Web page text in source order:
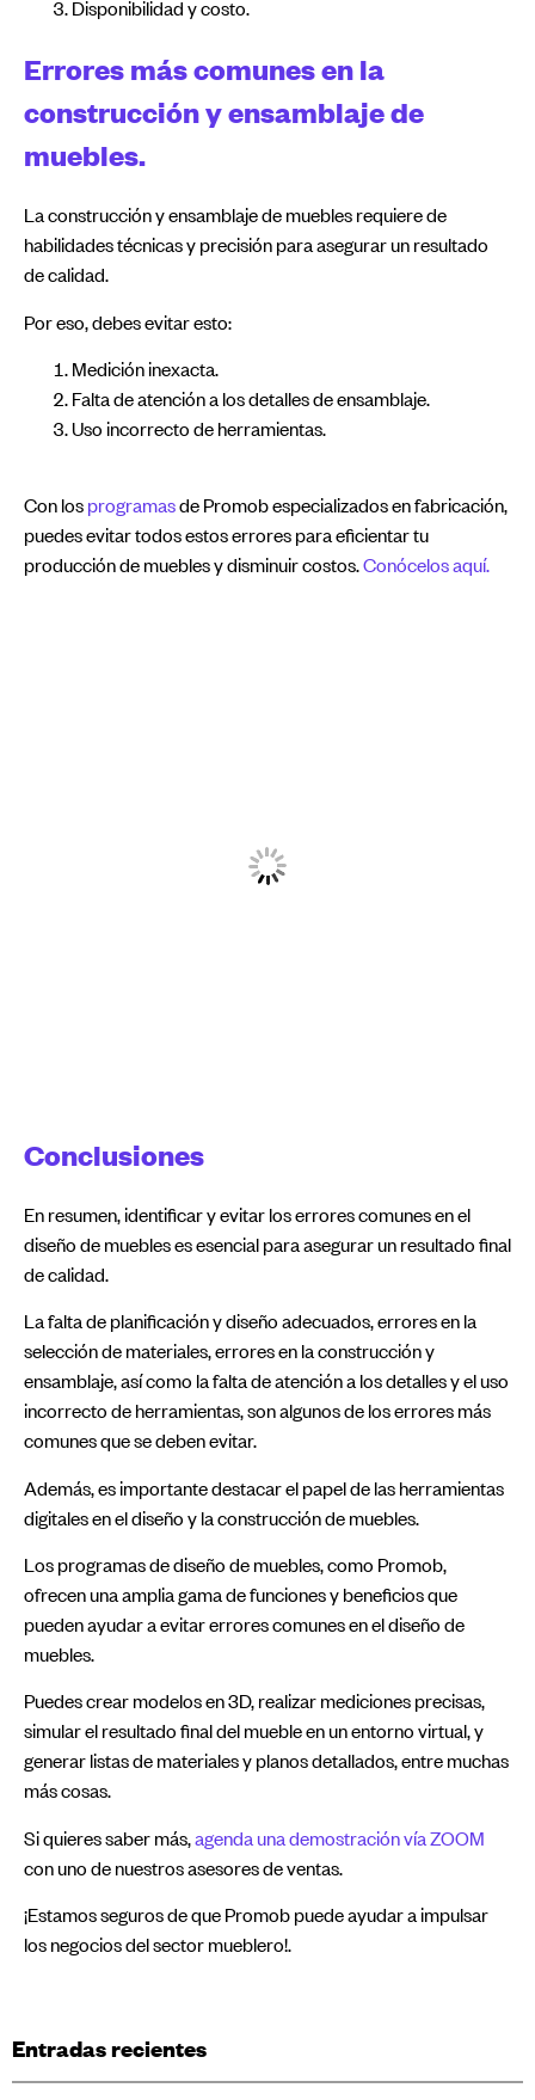
Disponibilidad y costo.
Errores más comunes en la
construcción y ensamblaje de
muebles.
La construcción y ensamblaje de muebles requiere de
habilidades técnicas y precisión para asegurar un resultado
de calidad.
Por eso, debes evitar esto:
Medición inexacta.
Falta de atención a los detalles de ensamblaje.
Uso incorrecto de herramientas.
Con los programasde Promob especializados en fabricación,
puedes evitar todos estos errores para eficientar tu
producción de muebles y disminuir costos.Conócelos aquí.
Conclusiones
En resumen, identificar y evitar los errores comunes en el
diseño de muebles es esencial para asegurar un resultado final
de calidad.
La falta de planificación y diseño adecuados, errores en la
selección de materiales, errores en la construcción y
ensamblaje, así como la falta de atención a los detalles y el uso
incorrecto de herramientas, son algunos de los errores más
comunes que se deben evitar.
Además, es importante destacar el papel de las herramientas
digitales en el diseño y la construcción de muebles.
Los programas de diseño de muebles, como Promob,
ofrecen una amplia gama de funciones y beneficios que
pueden ayudar a evitar errores comunes en el diseño de
muebles.
Puedes crear modelos en 3D, realizar mediciones precisas,
simular el resultado final del mueble en un entorno virtual, y
generar listas de materiales y planos detallados, entre muchas
más cosas.
Si quieres saber más,agenda una demostración vía ZOOM
con uno de nuestros asesores de ventas.
¡Estamos seguros de que Promob puede ayudar a impulsar
los negocios del sector mueblero!.
Entradas recientes